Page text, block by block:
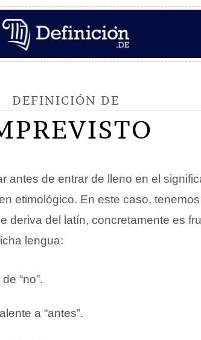
DEFINICIÓN DE
antes de entrar de lleno en el
etimológico. En este caso,
deriva del latín, concretamente es
lengua:
“no”.
a “antes”.